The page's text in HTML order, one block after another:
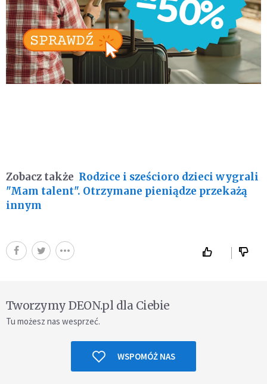
Zobacz także Rodzice i sześcioro dzieci wygrali
"Mam talent". Otrzymane pieniądze przekażą
innym
Tworzymy DEON.pl dla Ciebie
Tu możesz nas wesprzeć.
WSPOMÓŻ NAS